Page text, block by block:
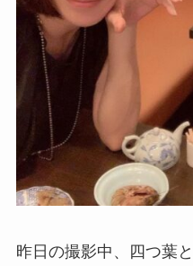
昨日の撮影中、四つ葉